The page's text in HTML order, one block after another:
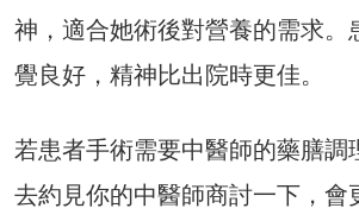
神，適合她術後對營養的需求。
覺良好，精神比出院時更佳。
若患者手術需要中醫師的藥膳調
去約見你的中醫師商討一下，會